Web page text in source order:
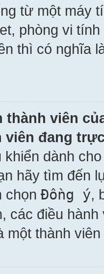
từ một máy
phòng vi
thì có nghĩa
thành viên
viên đang
dành
hãy tìm đến
chọn Đồng ý,
các điều
thành viên